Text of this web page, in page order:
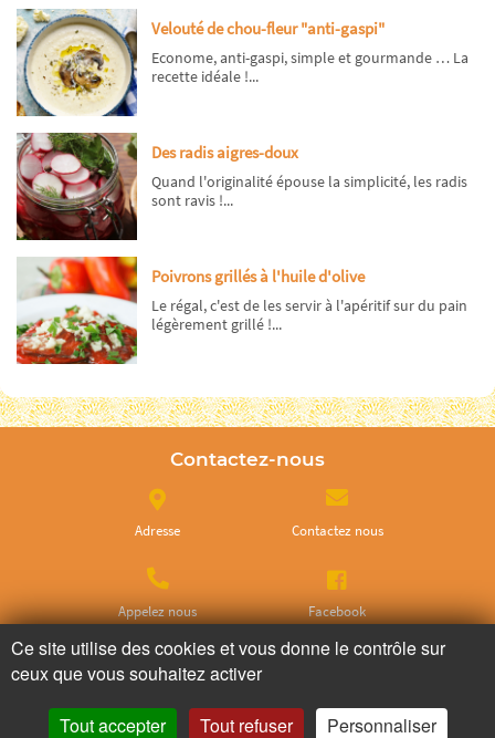
Velouté de chou-fleur "anti-gaspi"
Econome, anti-gaspi, simple et gourmande … La
recette idéale !...
Des radis aigres-doux
Quand l'originalité épouse la simplicité, les radis
sont ravis !...
Poivrons grillés à l'huile d'olive
Le régal, c'est de les servir à l'apéritif sur du pain
légèrement grillé !...
Contactez-nous
Adresse Contactez nous
Appelez nous Facebook
Ce site utilise des cookies et vous donne le contrôle sur
ceux que vous souhaitez activer
Tout accepter Tout refuser Personnaliser